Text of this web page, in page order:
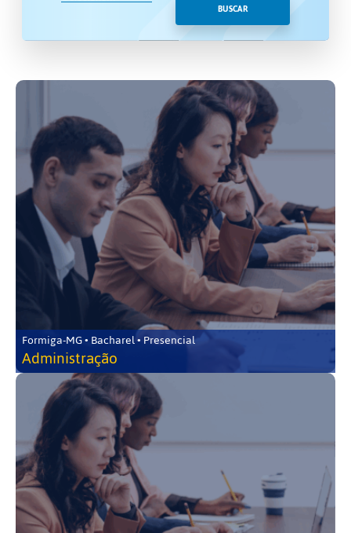
BUSCAR
Formiga-MG • Bacharel • Presencial
Administração